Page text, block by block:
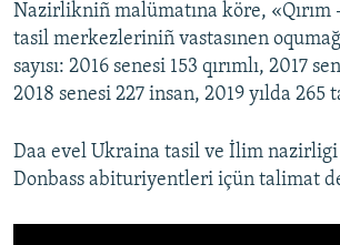
Nazirlikniñ malümatına köre, «Qırım
tasil merkezleriniñ vastasınen
sayısı: 2016 senesi 153 qırımlı, 2017
2018 senesi 227 insan, 2019 yılda 265
Daa evel Ukraina tasil ve İlim nazirligi
Donbass abituriyentleri içün talimat